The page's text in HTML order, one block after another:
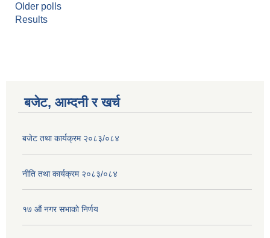
Older polls
Results
बजेट, आम्दनी र खर्च
बजेट तथा कार्यक्रम २०८३/०८४
नीति तथा कार्यक्रम २०८३/०८४
१७ ‌‍औं नगर सभाकाे निर्णय